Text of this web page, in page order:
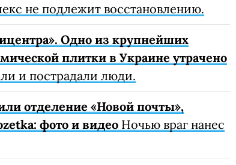
не подлежит восстановлению.
Одно из крупнейших
плитки в Украине утрачено
и пострадали люди.
отделение «Новой почты»,
фото и видео Ночью враг нанес